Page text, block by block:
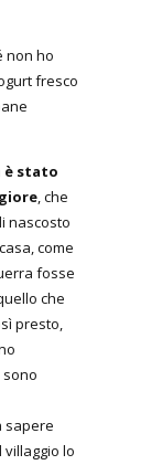
non ho
fresco
è stato
, che
nascosto
come
fosse
che
presto,
sapere
lo